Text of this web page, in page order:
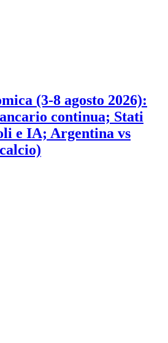
(3-8 agosto 2026):
continua; Stati
e IA; Argentina vs